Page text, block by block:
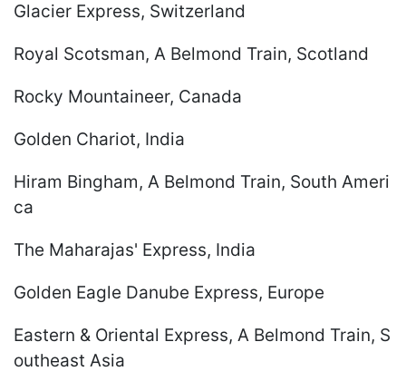
Glacier Express, Switzerland
Royal Scotsman, A Belmond Train, Scotland
Rocky Mountaineer, Canada
Golden Chariot, India
Hiram Bingham, A Belmond Train, South Ameri
ca
The Maharajas' Express, India
Golden Eagle Danube Express, Europe
Eastern & Oriental Express, A Belmond Train, S
outheast Asia